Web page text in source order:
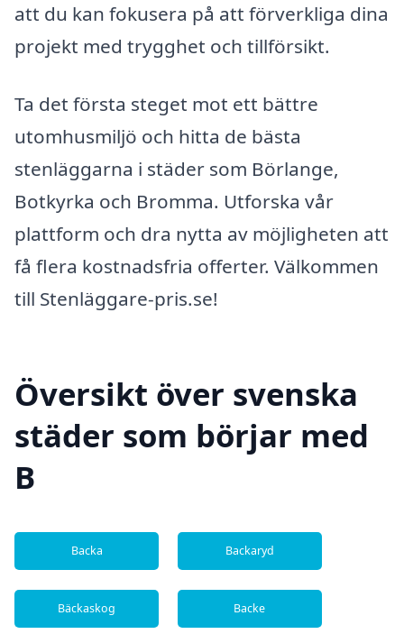
att du kan fokusera på att förverkliga dina
projekt med trygghet och tillförsikt.
Ta det första steget mot ett bättre
utomhusmiljö och hitta de bästa
stenläggarna i städer som Börlange,
Botkyrka och Bromma. Utforska vår
plattform och dra nytta av möjligheten att
få flera kostnadsfria offerter. Välkommen
till Stenläggare-pris.se!
Översikt över svenska
städer som börjar med
B
Backa Backaryd
Bäckaskog Backe